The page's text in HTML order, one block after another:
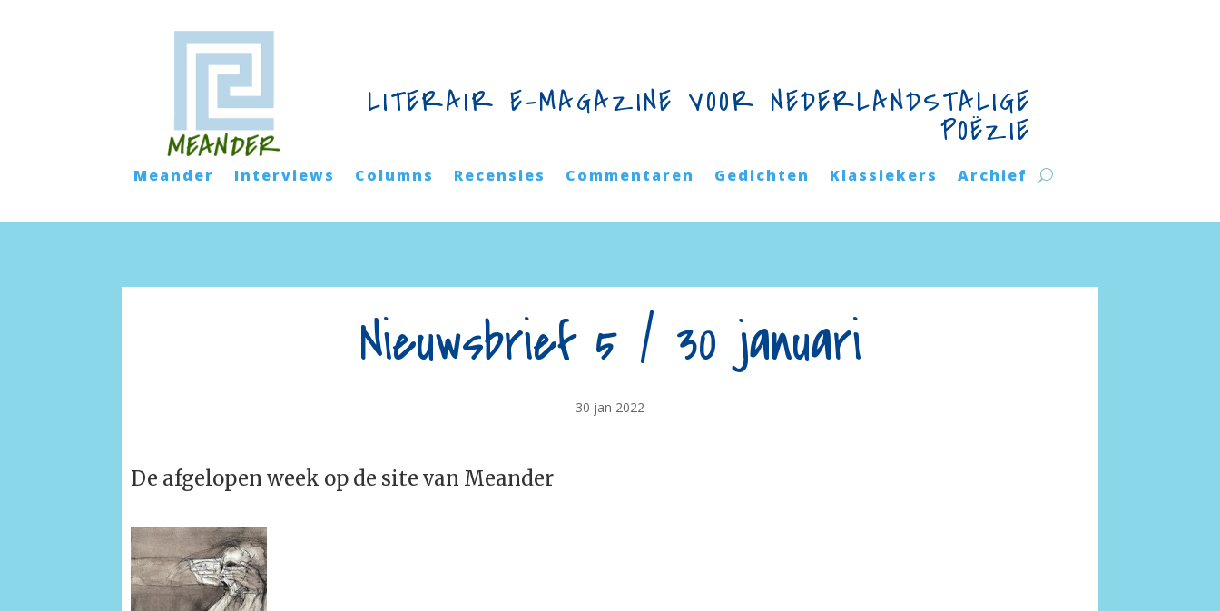
LITERAIR E-MAGAZINE VOOR NEDERLANDSTALIGE
POËZIE
Meander Interviews Columns Recensies Commentaren Gedichten Klassiekers Archief
Nieuwsbrief 5 / 30 januari
30 jan 2022
De afgelopen week op de site van Meander